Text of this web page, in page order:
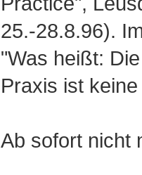
25.-28.8.96).
"Was heißt:
Praxis ist
Ab sofort nicht